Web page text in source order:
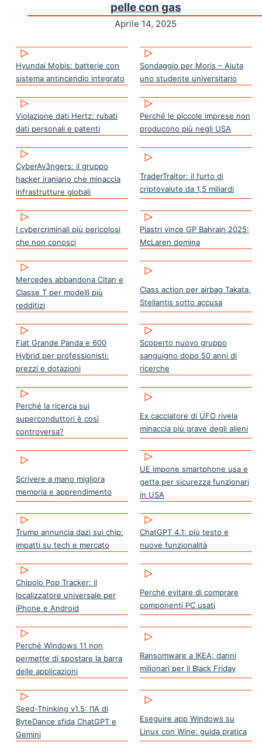
pelle con gas
Aprile 14, 2025
Hyundai Mobis: batterie con
sistema antincendio integrato
Sondaggio per Moris – Aiuta
uno studente universitario
Violazione dati Hertz: rubati
dati personali e patenti
Perché le piccole imprese non
producono più negli USA
CyberAv3ngers: il gruppo
hacker iraniano che minaccia
infrastrutture globali
TraderTraitor: il furto di
criptovalute da 1,5 miliardi
I cybercriminali più pericolosi
che non conosci
Piastri vince GP Bahrain 2025:
McLaren domina
Mercedes abbandona Citan e
Classe T per modelli più
redditizi
Class action per airbag Takata,
Stellantis sotto accusa
Fiat Grande Panda e 600
Hybrid per professionisti:
prezzi e dotazioni
Scoperto nuovo gruppo
sanguigno dopo 50 anni di
ricerche
Perché la ricerca sui
superconduttori è così
controversa?
Ex cacciatore di UFO rivela
minaccia più grave degli alieni
Scrivere a mano migliora
memoria e apprendimento
UE impone smartphone usa e
getta per sicurezza funzionari
in USA
Trump annuncia dazi sui chip:
impatti su tech e mercato
ChatGPT 4.1: più testo e
nuove funzionalità
Chipolo Pop Tracker: il
localizzatore universale per
iPhone e Android
Perché evitare di comprare
componenti PC usati
Perché Windows 11 non
permette di spostare la barra
delle applicazioni
Ransomware a IKEA: danni
milionari per il Black Friday
Seed-Thinking v1.5: l’IA di
ByteDance sfida ChatGPT e
Gemini
Eseguire app Windows su
Linux con Wine: guida pratica